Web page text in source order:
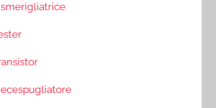
smerigliatrice